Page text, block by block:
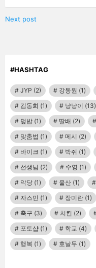
Next post
#HASHTAG
JYP (2) 강동원 (1)
김동희 (1) 냥냥이 (13)
덮밥 (1) 딸배 (2)
맞춤법 (1) 메시 (2)
바이크 (1) 박쥐 (1)
선생님 (2) 수영 (1)
악당 (1) 울산 (1)
자스민 (1) 장미란 (1)
축구 (3) 치킨 (2)
포토샵 (1) 학교 (4)
행복 (1) 호날두 (1)